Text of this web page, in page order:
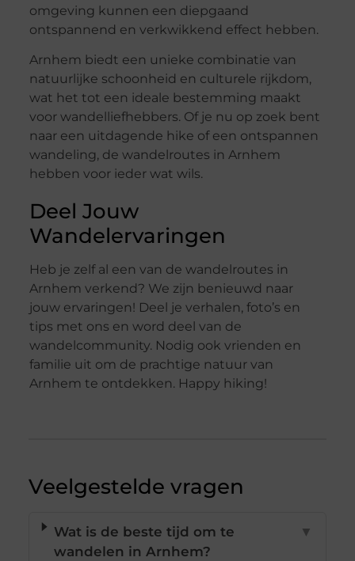
omgeving kunnen een diepgaand
ontspannend en verkwikkend effect hebben.
Arnhem biedt een unieke combinatie van
natuurlijke schoonheid en culturele rijkdom,
wat het tot een ideale bestemming maakt
voor wandelliefhebbers. Of je nu op zoek bent
naar een uitdagende hike of een ontspannen
wandeling, de wandelroutes in Arnhem
hebben voor ieder wat wils.
Deel Jouw
Wandelervaringen
Heb je zelf al een van de wandelroutes in
Arnhem verkend? We zijn benieuwd naar
jouw ervaringen! Deel je verhalen, foto’s en
tips met ons en word deel van de
wandelcommunity. Nodig ook vrienden en
familie uit om de prachtige natuur van
Arnhem te ontdekken. Happy hiking!
Veelgestelde vragen
Wat is de beste tijd om te
wandelen in Arnhem?
▼